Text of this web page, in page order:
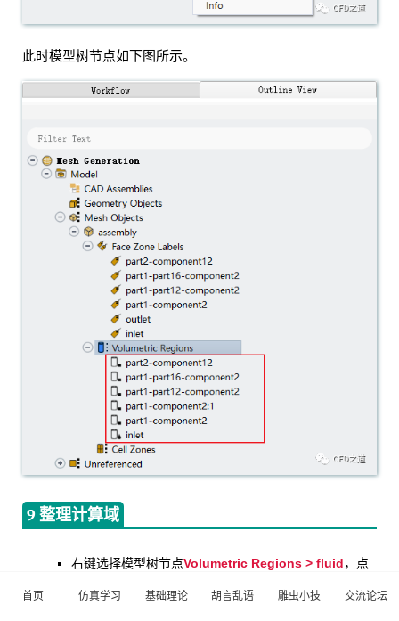
此时模型树节点如下图所示。
9 整理计算域
右键选择模型树节点Volumetric Regions > fluid ，点
击弹出菜单项
Draw 显示流体区域
首页 仿真学习 基础理论 胡言乱语 雕虫小技 交流论坛